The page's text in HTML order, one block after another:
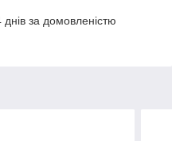
за домовленістю